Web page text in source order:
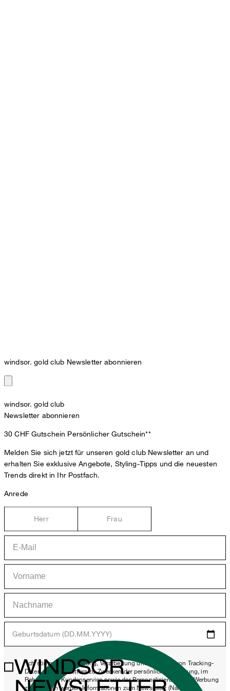
windsor. gold club Newsletter abonnieren
windsor. gold club
Newsletter abonnieren
30 CHF Gutschein Persönlicher Gutschein**
Melden Sie sich jetzt für unseren gold club Newsletter an und
erhalten Sie exklusive Angebote, Styling-Tipps und die neuesten
Trends direkt in Ihr Postfach.
Anrede
Herr Frau
Geburtsdatum (DD.MM.YYYY)
*Ich stimme der Erhebung, Verarbeitung und Nutzung von Tracking-
Daten des Newsletters zu Zwecken der persönlichen Beratung, im
Rahmen des Kundenservice sowie der Personalisierung von Werbung
zu. Erhoben werden Informationen zum Newsletter (Name des
WINDSOR.